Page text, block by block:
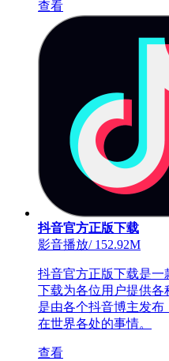
查看
抖音官方正版下载
影音播放/152.92M
抖音官方正版下载是一
下载为各位用户提供
是由各个抖音博主发
在世界各处的事情。
查看